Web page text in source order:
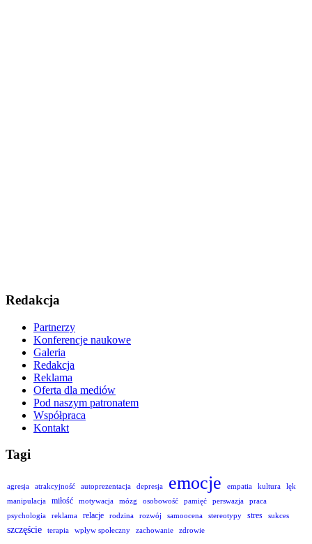
Redakcja
Partnerzy
Konferencje naukowe
Galeria
Redakcja
Reklama
Oferta dla mediów
Pod naszym patronatem
Współpraca
Kontakt
Tagi
agresja atrakcyjność autoprezentacja depresja emocje empatia kultura
lęk
manipulacja
miłość motywacja mózg osobowość pamięć perswazja
praca
psychologia
reklama relacje rodzina rozwój samoocena stereotypy stres sukces
szczęście terapia wpływ społeczny zachowanie zdrowie